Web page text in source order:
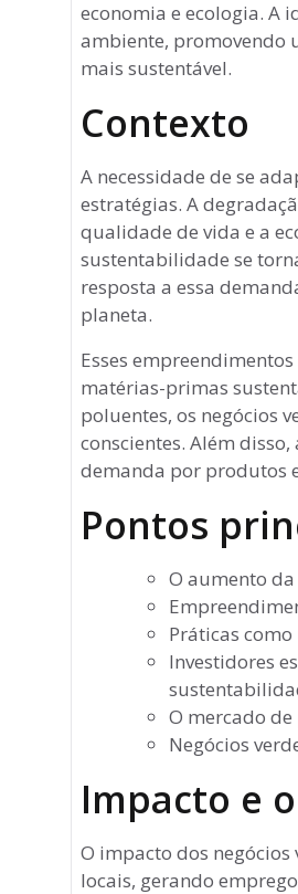
o
o
k
m
economia e ecologia. A
ambiente, promovendo
mais sustentável.
Contexto
A necessidade de se
estratégias. A
qualidade de vida e a
sustentabilidade se
resposta a essa
planeta.
Esses
matérias-primas
poluentes, os negócios
conscientes. Além
demanda por produtos
Pontos
O aumento
Práticas
Investidores
O mercado
Negócios
Impacto e
O impacto dos
locais, gerando